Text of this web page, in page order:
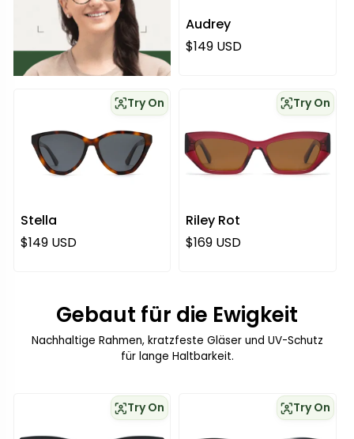
Audrey
Regulärer Preis
$149 USD
Stella
Try On
Regulärer Preis
$149 USD
Riley Rot
Try On
Regulärer Preis
$169 USD
Gebaut für die Ewigkeit
Nachhaltige Rahmen, kratzfeste Gläser und UV-Schutz
für lange Haltbarkeit.
Try On Try On